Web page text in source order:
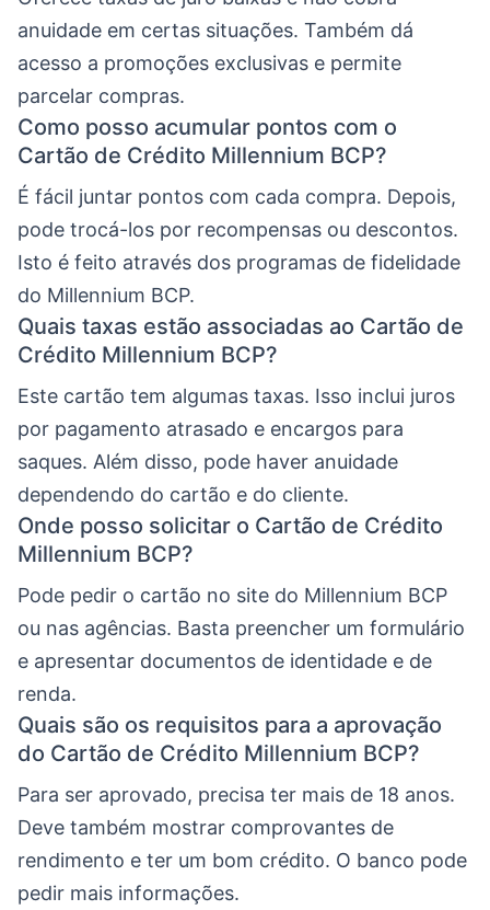
anuidade em certas situações. Também dá
acesso a promoções exclusivas e permite
parcelar compras.
Como posso acumular pontos com o
Cartão de Crédito Millennium BCP?
É fácil juntar pontos com cada compra. Depois,
pode trocá-los por recompensas ou descontos.
Isto é feito através dos programas de fidelidade
do Millennium BCP.
Quais taxas estão associadas ao Cartão de
Crédito Millennium BCP?
Este cartão tem algumas taxas. Isso inclui juros
por pagamento atrasado e encargos para
saques. Além disso, pode haver anuidade
dependendo do cartão e do cliente.
Onde posso solicitar o Cartão de Crédito
Millennium BCP?
Pode pedir o cartão no site do Millennium BCP
ou nas agências. Basta preencher um formulário
e apresentar documentos de identidade e de
renda.
Quais são os requisitos para a aprovação
do Cartão de Crédito Millennium BCP?
Para ser aprovado, precisa ter mais de 18 anos.
Deve também mostrar comprovantes de
rendimento e ter um bom crédito. O banco pode
pedir mais informações.